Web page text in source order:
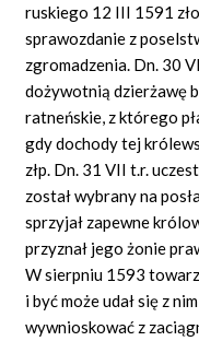
ruskiego 12 III 1591
sprawozdanie z
zgromadzenia. Dn. 30
dożywotnią dzierżawę
ratneńskie, z którego
gdy dochody tej
złp. Dn. 31 VII t.r.
został wybrany na
sprzyjał zapewne
przyznał jego żonie
W sierpniu 1593
i być może udał się z
wywnioskować z